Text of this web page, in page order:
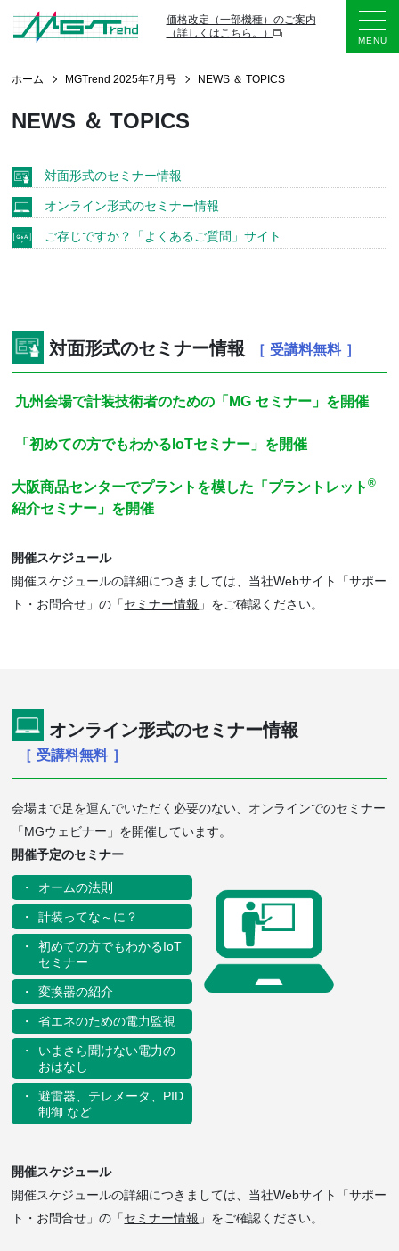
価格改定（一部機種）のご案内
（詳しくはこちら。）
ホーム MGTrend 2025年7月号 NEWS ＆ TOPICS
NEWS ＆ TOPICS
対面形式のセミナー情報
オンライン形式のセミナー情報
ご存じですか？「よくあるご質問」サイト
対面形式のセミナー情報 ［ 受講料無料 ］
九州会場で計装技術者のための「MG セミナー」を開催
「初めての方でもわかるIoTセミナー」を開催
大阪商品センターでプラントを模した「プラントレット®
紹介セミナー」を開催
開催スケジュール
開催スケジュールの詳細につきましては、当社Webサイト「サポー
ト・お問合せ」の「セミナー情報 」をご確認ください。
オンライン形式のセミナー情報
［ 受講料無料 ］
会場まで足を運んでいただく必要のない、オンラインでのセミナー
「MGウェビナー」を開催しています。
開催予定のセミナー
オームの法則
計装ってな～に？
初めての方でもわかるIoT
セミナー
変換器の紹介
省エネのための電力監視
いまさら聞けない電力の
おはなし
避雷器、テレメータ、PID
制御 など
開催スケジュール
開催スケジュールの詳細につきましては、当社Webサイト「サポー
ト・お問合せ」の「セミナー情報 」をご確認ください。